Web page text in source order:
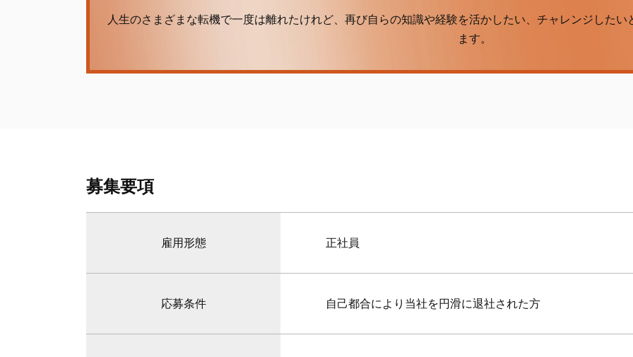
人生のさまざまな転機で一度は離れたけれど、再び自らの知識や経験を活かしたい、 チャレンジしたい
ます。
募集要項
雇用形態 正社員
応募条件 自己都合により当社を円滑に退社された方